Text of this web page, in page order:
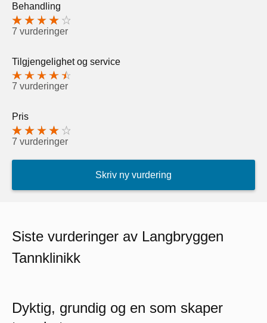
Behandling
7 vurderinger
Tilgjengelighet og service
7 vurderinger
Pris
7 vurderinger
Skriv ny vurdering
Siste vurderinger av Langbryggen
Tannklinikk
Dyktig, grundig og en som skaper